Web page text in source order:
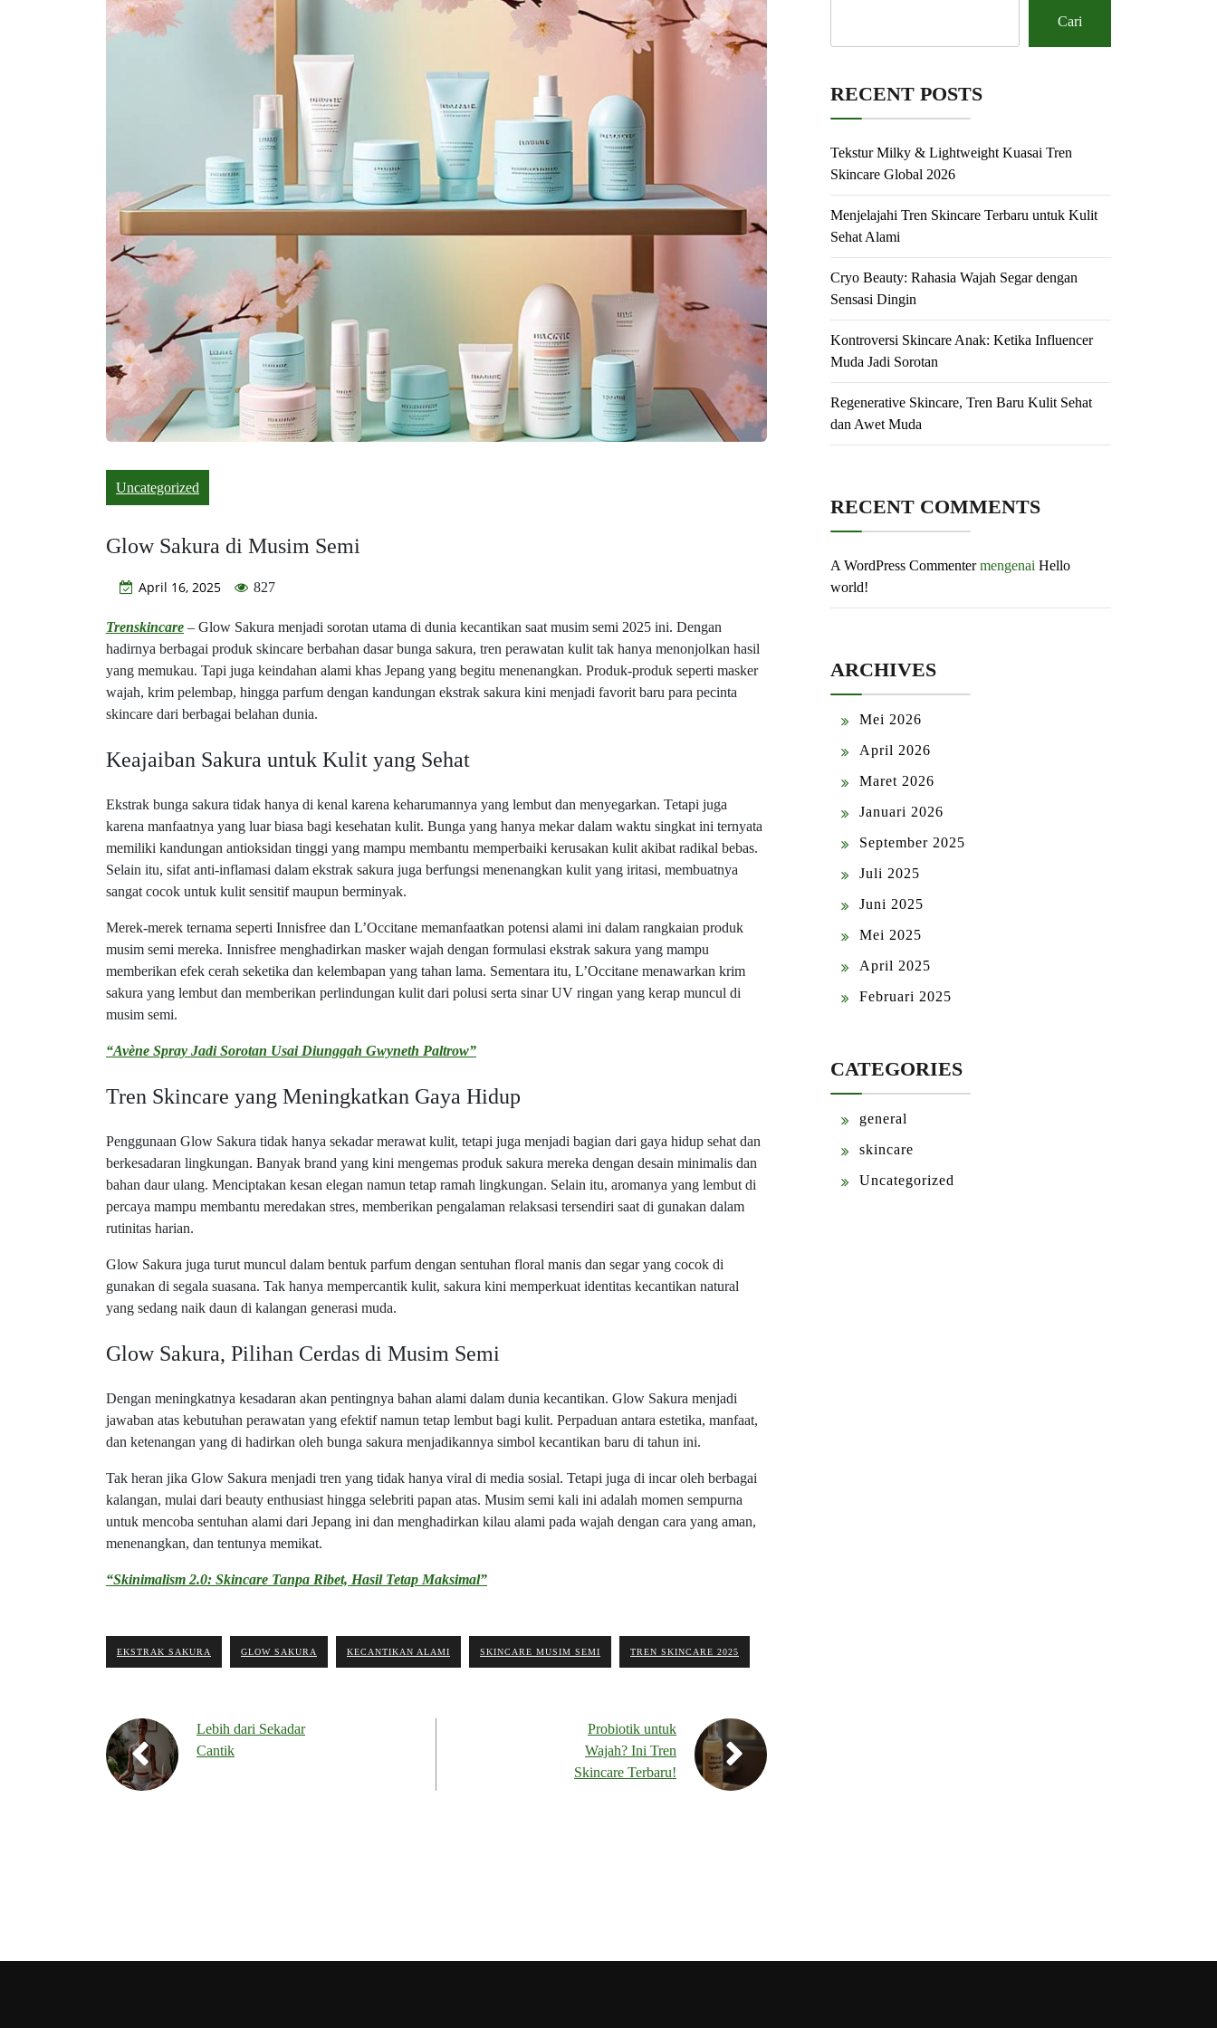
Uncategorized
Glow Sakura di Musim Semi
April 16, 2025 827
Trenskincare – Glow Sakura menjadi sorotan utama di dunia kecantikan saat musim semi 2025 ini. Dengan
hadirnya berbagai produk skincare berbahan dasar bunga sakura, tren perawatan kulit tak hanya menonjolkan hasil
yang memukau. Tapi juga keindahan alami khas Jepang yang begitu menenangkan. Produk-produk seperti masker
wajah, krim pelembap, hingga parfum dengan kandungan ekstrak sakura kini menjadi favorit baru para pecinta
skincare dari berbagai belahan dunia.
Keajaiban Sakura untuk Kulit yang Sehat
Ekstrak bunga sakura tidak hanya di kenal karena keharumannya yang lembut dan menyegarkan. Tetapi juga
karena manfaatnya yang luar biasa bagi kesehatan kulit. Bunga yang hanya mekar dalam waktu singkat ini ternyata
memiliki kandungan antioksidan tinggi yang mampu membantu memperbaiki kerusakan kulit akibat radikal bebas.
Selain itu, sifat anti-inflamasi dalam ekstrak sakura juga berfungsi menenangkan kulit yang iritasi, membuatnya
sangat cocok untuk kulit sensitif maupun berminyak.
Merek-merek ternama seperti Innisfree dan L’Occitane memanfaatkan potensi alami ini dalam rangkaian produk
musim semi mereka. Innisfree menghadirkan masker wajah dengan formulasi ekstrak sakura yang mampu
memberikan efek cerah seketika dan kelembapan yang tahan lama. Sementara itu, L’Occitane menawarkan krim
sakura yang lembut dan memberikan perlindungan kulit dari polusi serta sinar UV ringan yang kerap muncul di
musim semi.
“Avène Spray Jadi Sorotan Usai Diunggah Gwyneth Paltrow”
Tren Skincare yang Meningkatkan Gaya Hidup
Penggunaan Glow Sakura tidak hanya sekadar merawat kulit, tetapi juga menjadi bagian dari gaya hidup sehat dan
berkesadaran lingkungan. Banyak brand yang kini mengemas produk sakura mereka dengan desain minimalis dan
bahan daur ulang. Menciptakan kesan elegan namun tetap ramah lingkungan. Selain itu, aromanya yang lembut di
percaya mampu membantu meredakan stres, memberikan pengalaman relaksasi tersendiri saat di gunakan dalam
rutinitas harian.
Glow Sakura juga turut muncul dalam bentuk parfum dengan sentuhan floral manis dan segar yang cocok di
gunakan di segala suasana. Tak hanya mempercantik kulit, sakura kini memperkuat identitas kecantikan natural
yang sedang naik daun di kalangan generasi muda.
Glow Sakura, Pilihan Cerdas di Musim Semi
Dengan meningkatnya kesadaran akan pentingnya bahan alami dalam dunia kecantikan. Glow Sakura menjadi
jawaban atas kebutuhan perawatan yang efektif namun tetap lembut bagi kulit. Perpaduan antara estetika, manfaat,
dan ketenangan yang di hadirkan oleh bunga sakura menjadikannya simbol kecantikan baru di tahun ini.
Tak heran jika Glow Sakura menjadi tren yang tidak hanya viral di media sosial. Tetapi juga di incar oleh berbagai
kalangan, mulai dari beauty enthusiast hingga selebriti papan atas. Musim semi kali ini adalah momen sempurna
untuk mencoba sentuhan alami dari Jepang ini dan menghadirkan kilau alami pada wajah dengan cara yang aman,
menenangkan, dan tentunya memikat.
“Skinimalism 2.0: Skincare Tanpa Ribet, Hasil Tetap Maksimal”
EKSTRAK SAKURA GLOW SAKURA KECANTIKAN ALAMI SKINCARE MUSIM SEMI TREN SKINCARE 2025
Lebih dari Sekadar
Cantik
Probiotik untuk
Wajah? Ini Tren
Skincare Terbaru!
Cari
RECENT POSTS
Tekstur Milky & Lightweight Kuasai Tren
Skincare Global 2026
Menjelajahi Tren Skincare Terbaru untuk Kulit
Sehat Alami
Cryo Beauty: Rahasia Wajah Segar dengan
Sensasi Dingin
Kontroversi Skincare Anak: Ketika Influencer
Muda Jadi Sorotan
Regenerative Skincare, Tren Baru Kulit Sehat
dan Awet Muda
RECENT COMMENTS
A WordPress Commentermengenai Hello
world!
ARCHIVES
Mei 2026
April 2026
Maret 2026
Januari 2026
September 2025
Juli 2025
Juni 2025
Mei 2025
April 2025
Februari 2025
CATEGORIES
general
skincare
Uncategorized